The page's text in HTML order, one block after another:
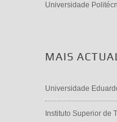
Universidade
MAIS
Universidade
Instituto Superior de